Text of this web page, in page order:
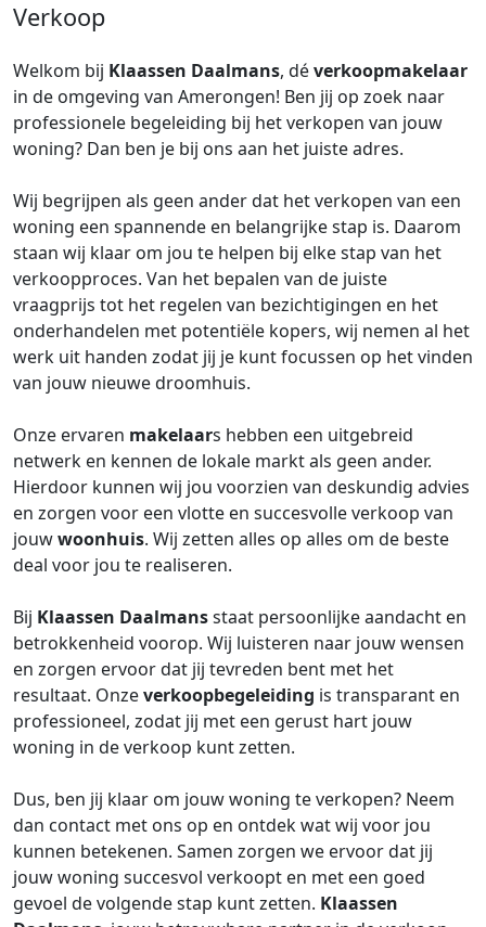
Verkoop
Welkom bij Klaassen Daalmans, déverkoopmakelaar
in de omgeving van Amerongen! Ben jij op zoek naar
professionele begeleiding bij het verkopen van jouw
woning? Dan ben je bij ons aan het juiste adres.
Wij begrijpen als geen ander dat het verkopen van een
woning een spannende en belangrijke stap is. Daarom
staan wij klaar om jou te helpen bij elke stap van het
verkoopproces. Van het bepalen van de juiste
vraagprijs tot het regelen van bezichtigingen en het
onderhandelen met potentiële kopers, wij nemen al het
werk uit handen zodat jij je kunt focussen op het vinden
van jouw nieuwe droomhuis.
Onze ervaren makelaars hebben een uitgebreid
netwerk en kennen de lokale markt als geen ander.
Hierdoor kunnen wij jou voorzien van deskundig advies
en zorgen voor een vlotte en succesvolle verkoop van
jouwwoonhuis. Wij zetten alles op alles om de beste
deal voor jou te realiseren.
Bij Klaassen Daalmansstaat persoonlijke aandacht en
betrokkenheid voorop. Wij luisteren naar jouw wensen
en zorgen ervoor dat jij tevreden bent met het
resultaat. Onzeverkoopbegeleiding is transparant en
professioneel, zodat jij met een gerust hart jouw
woning in de verkoop kunt zetten.
Dus, ben jij klaar om jouw woning te verkopen? Neem
dan contact met ons op en ontdek wat wij voor jou
kunnen betekenen. Samen zorgen we ervoor dat jij
jouw woning succesvol verkoopt en met een goed
gevoel de volgende stap kunt zetten. Klaassen